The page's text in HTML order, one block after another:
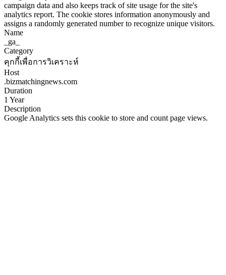
campaign data and also keeps track of site usage for the site's
analytics report. The cookie stores information anonymously and
assigns a randomly generated number to recognize unique visitors.
Name
_ga_
Category
คุกกี้เพื่อการวิเคราะห์
Host
.bizmatchingnews.com
Duration
1 Year
Description
Google Analytics sets this cookie to store and count page views.